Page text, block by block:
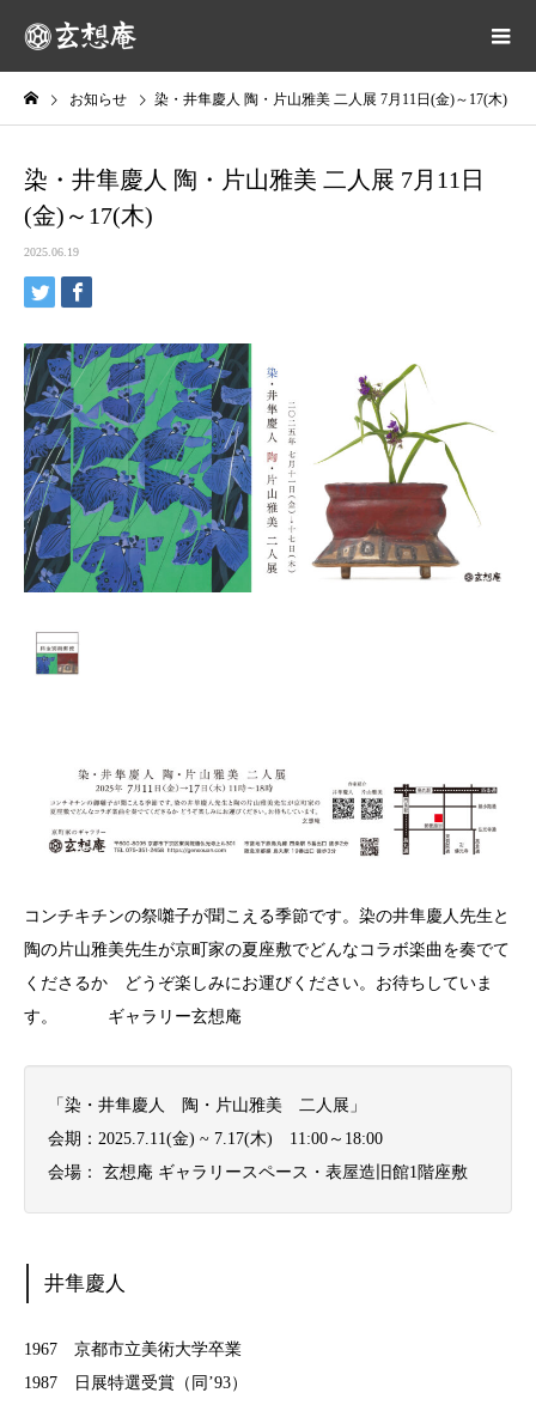
お知らせ 染・井隼慶人 陶・片山雅美 二人展 7月11日(金)～17(木)
染・井隼慶人 陶・片山雅美 二人展 7月11日
(金)～17(木)
2025.06.19
コンチキチンの祭囃子が聞こえる季節です。染の井隼慶人先生と
陶の片山雅美先生が京町家の夏座敷でどんなコラボ楽曲を奏でて
くださるか どうぞ楽しみにお運びください。お待ちしていま
す。 ギャラリー玄想庵
「染・井隼慶人 陶・片山雅美 二人展」
会期：2025.7.11(金) ~ 7.17(木) 11:00～18:00
会場： 玄想庵 ギャラリースペース・表屋造旧館1階座敷
井隼慶人
1967 京都市立美術大学卒業
1987 日展特選受賞（同’93）